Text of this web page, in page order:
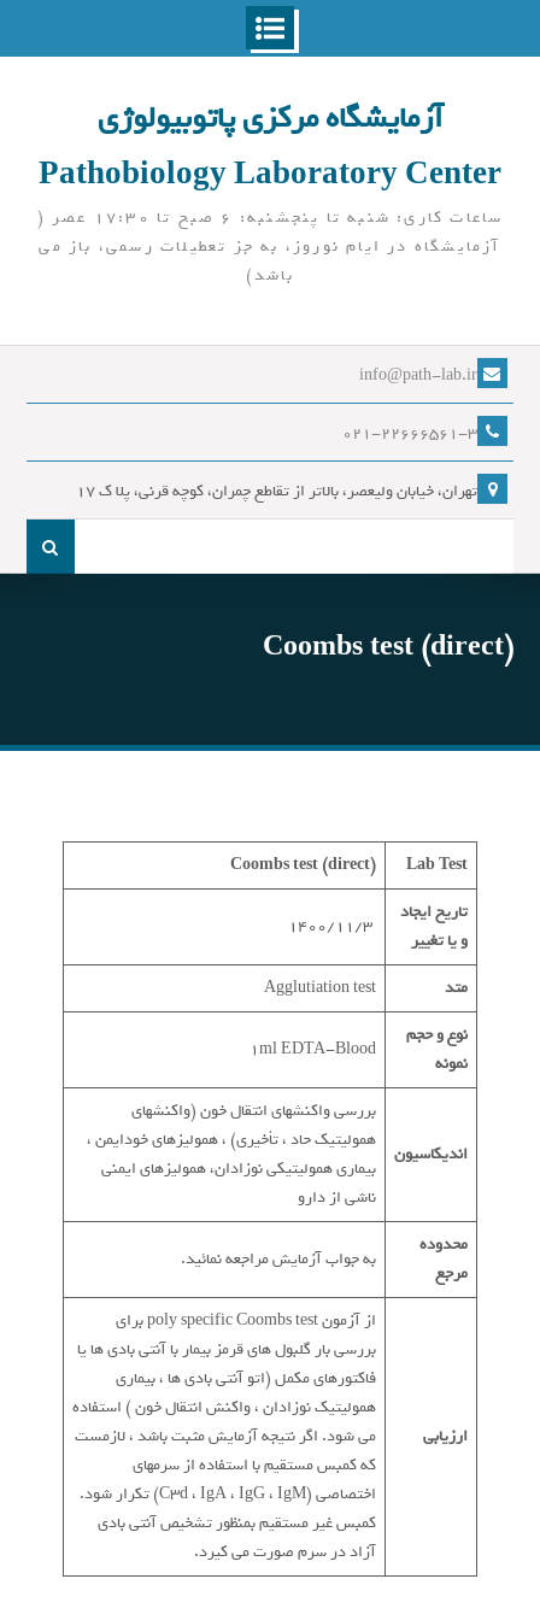
آزمایشگاه مرکزی پاتوبیولوژی
Pathobiology Laboratory Center
ساعات کاری: شنبه تا پنجشنبه: 6 صبح تا 17:30 عصر (
آزمایشگاه در ایام نوروز، به جز تعطیلات رسمی، باز می
باشد)
info@path-lab.ir
021-22666561-3
تهران، خیابان ولیعصر، بالاتر از تقاطع چمران، کوچه قرنی، پلا ک 17
جست
Coombs test (direct)
Lab Test
Coombs test (direct)
تاریخ ایجاد
و یا تغییر
متد
Agglutiation test
نوع و حجم
نمونه
1ml EDTA-Blood
اندیکاسیون
بررسی واکنشهای انتقال خون (واکنشهای
همولیتیک حاد ، تأخیری) ، همولیزهای خودایمن ،
بیماری همولیتیکی نوزادان، همولیزهای ایمنی
ناشی از دارو
محدوده
مرجع
به جواب آزمایش مراجعه نمائید.
ارزیابی
از آزمون poly specific Coombs test برای
بررسی بار گلبول های قرمز بیمار با آنتی بادی ها یا
فاکتورهای مکمل (اتو آنتی بادی ها ، بیماری
همولیتیک نوزادان ، واکنش انتقال خون ) استفاده
می شود. اگر نتیجه آزمایش مثبت باشد ، لازمست
که کمبس مستقیم با استفاده از سرمهای
اختصاصی (C3d ، IgA ، IgG ، IgM) تکرار شود.
کمبس غیر مستقیم بمنظور تشخیص آنتی بادی
آزاد در سرم صورت می کیرد.